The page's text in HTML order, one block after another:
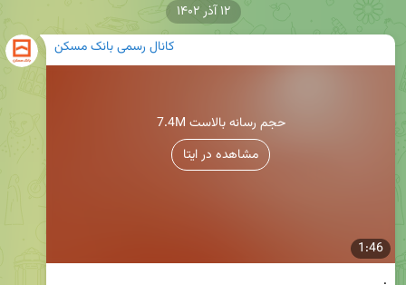
کانال رسمی بانک مسکن
1:46
7.4M حجم رسانه بالاست
مشاهده در ایتا
۱۲ آذر ۱۴۰۲